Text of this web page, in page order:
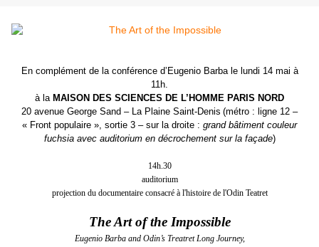
En complément de la conférence d’Eugenio Barba le lundi 14 mai à
11h.
à la MAISON DES SCIENCES DE L’HOMME PARIS NORD
20 avenue George Sand – La Plaine Saint-Denis (métro : ligne 12 –
« Front populaire », sortie 3 – sur la droite : grand bâtiment couleur
fuchsia avec auditorium en décrochement sur la façade)
14h.30
auditorium
projection du documentaire consacré à l'histoire de l'Odin Teatret
The Art of the Impossible
Eugenio Barba and Odin’s Treatret Long Journey,